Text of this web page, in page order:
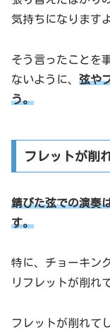
気持ちになります
そう言ったことを
ないように、 弦や
う。
フレットが削
錆びた弦での演奏
す。
特に、チョーキン
リフレットが削れ
フレットが削れて